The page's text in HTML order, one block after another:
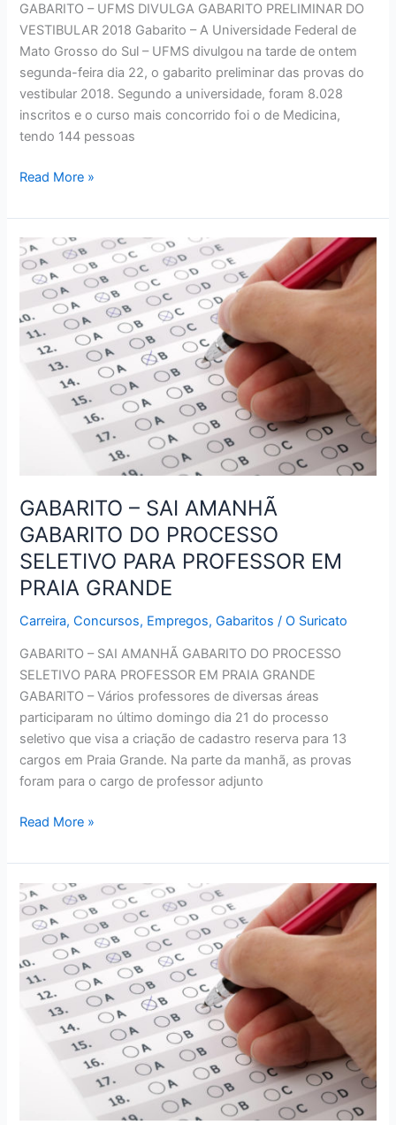
GABARITO – UFMS DIVULGA GABARITO PRELIMINAR DO
VESTIBULAR 2018 Gabarito – A Universidade Federal de
Mato Grosso do Sul – UFMS divulgou na tarde de ontem
segunda-feira dia 22, o gabarito preliminar das provas do
vestibular 2018. Segundo a universidade, foram 8.028
inscritos e o curso mais concorrido foi o de Medicina,
tendo 144 pessoas
GABARITO
UFMS
DIVULGA
GABARITO
PRELIMINAR
VESTIBULAR
2018
Read More »
GABARITO – SAI AMANHÃ
GABARITO DO PROCESSO
SELETIVO PARA PROFESSOR EM
PRAIA GRANDE
Carreira,Concursos, Empregos,Gabaritos /O Suricato
GABARITO – SAI AMANHÃ GABARITO DO PROCESSO
SELETIVO PARA PROFESSOR EM PRAIA GRANDE
GABARITO – Vários professores de diversas áreas
participaram no último domingo dia 21 do processo
seletivo que visa a criação de cadastro reserva para 13
cargos em Praia Grande. Na parte da manhã, as provas
foram para o cargo de professor adjunto
GABARITO
SAI
AMANHÃ
GABARITO
DO
PROCESSO
SELETIVO
PARA
PROFESSOR
Read More »